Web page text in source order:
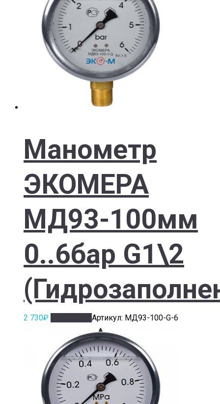
Манометр
ЭКОМЕРА
МД93-100мм
0..6бар G1\2
2 730₽ Артикул: МД93-100-G-6